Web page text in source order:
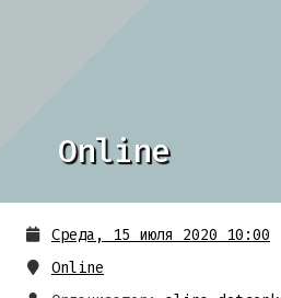
Online
Среда, 15 июля 2020 10:00
Online